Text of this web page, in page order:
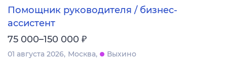
Помощник руководителя / бизнес-
ассистент
75 000–150 000 ₽
01 августа 2026 Москва
Выхино